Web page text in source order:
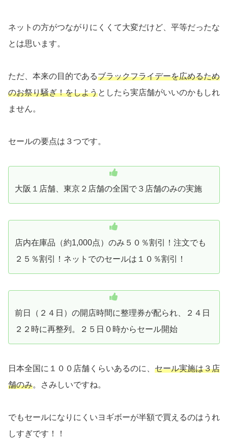
ネットの方がつながりにくくて大変だけど、平等だったな
とは思います。
ただ、本来の目的であるブラックフライデーを広めるため
のお祭り騒ぎ！をしようとしたら実店舗がいいのかもしれ
ません。
セールの要点は３つです。
大阪１店舗、東京２店舗の全国で３店舗のみの実施
店内在庫品（約1,000点）のみ５０％割引！注文でも
２５％割引！ネットでのセールは１０％割引！
前日（２４日）の開店時間に整理券が配られ、２４日
２２時に再整列。２５日０時からセール開始
日本全国に１００店舗くらいあるのに、 セール実施は３店
舗のみ。さみしいですね。
でもセールになりにくいヨギボーが半額で買えるのはうれ
しすぎです！！